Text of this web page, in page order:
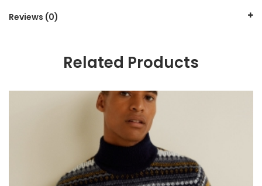
Reviews (0)
Related Products